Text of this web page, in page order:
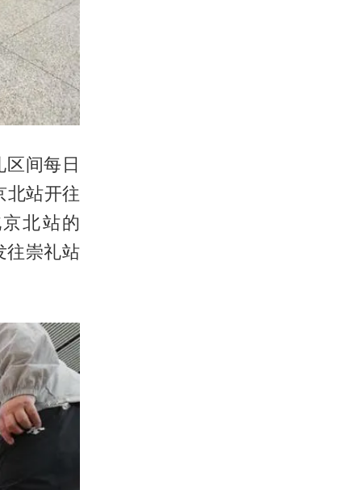
间每日
北站开往
北站的
往崇礼站